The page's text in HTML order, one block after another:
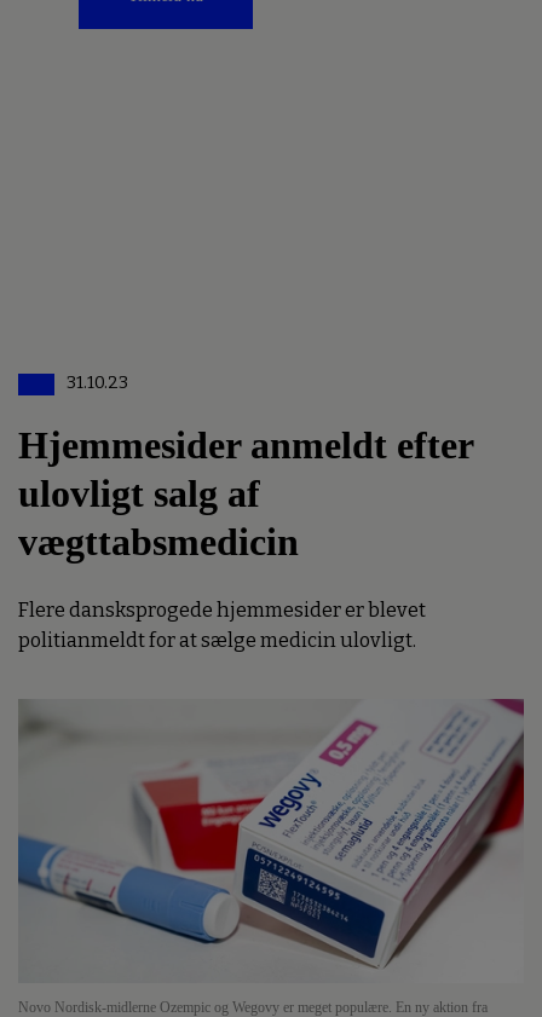
31.10.23
Hjemmesider anmeldt efter
ulovligt salg af
vægttabsmedicin
Flere dansksprogede hjemmesider er blevet
politianmeldt for at sælge medicin ulovligt.
Novo Nordisk-midlerne Ozempic og Wegovy er meget populære. En ny aktion fra